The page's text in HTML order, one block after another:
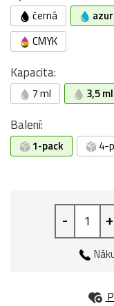
černá
CMYK
Kapacita:
7 ml 3,5 ml
Balení:
1-pack 4-
- +